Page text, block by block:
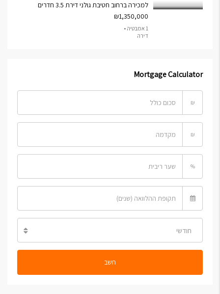
למכירה ברחוב חטיבת גולני דירת 3.5 חדרים
₪1,350,000
1 אמבטיה •
דירה
Mortgage Calculator
₪
₪
%
חודשי
חשב